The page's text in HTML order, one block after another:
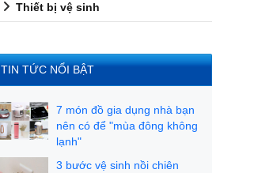
Thiết bị vệ sinh
TIN TỨC NỔI BẬT
7 món đồ gia dụng nhà bạn
nên có để "mùa đông không
lạnh"
3 bước vệ sinh nồi chiên